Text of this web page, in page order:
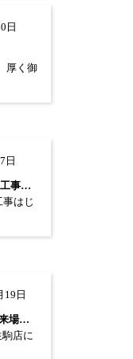
日
厚く御
日
■四條畷市H様邸 テラス改修工事はじまり…
はじ
19日
まちかど相談会7月18日(土)ご来場あり…
店に